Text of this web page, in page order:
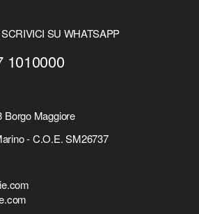
SU WHATSAPP
1010000
Borgo Maggiore
- C.O.E. SM26737